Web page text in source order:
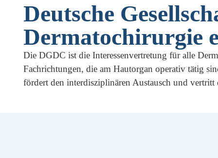
Deutsche
Dermatochirurgie
Die DGDC ist die Interessenvertretung für alle
Fachrichtungen, die am Hautorgan operativ tätig
fördert den interdisziplinären Austausch und